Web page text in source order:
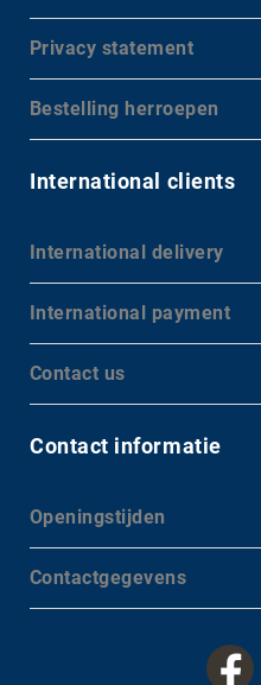
Privacy statement
Bestelling herroepen
International clients
International delivery
International payment
Contact us
Contact informatie
Openingstijden
Contactgegevens